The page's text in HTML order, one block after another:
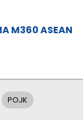
M360 ASEAN
POJK